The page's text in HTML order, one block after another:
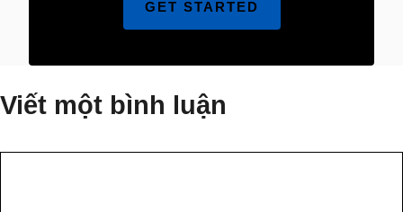
GET STARTED
Viết một bình luận